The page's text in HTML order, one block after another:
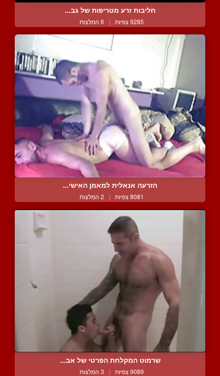
חליבות זרע מטריפות של גב...
9285 צפיות | 6 המלצות
הזרעה אנאלית למאמן האישי...
8081 צפיות | 2 המלצות
שרמוט המקלחת הפרטי של אב...
9089 צפיות | 3 המלצות